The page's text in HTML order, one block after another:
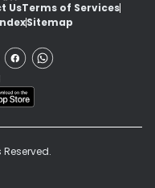
UsTerms of Services
Sitemap
Reserved.